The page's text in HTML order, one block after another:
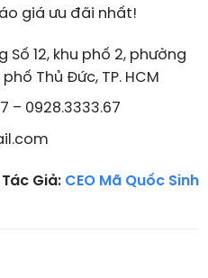
giá ưu đãi nhất!
12, khu phố 2, phường
Thủ Đức, TP. HCM
– 0928.3333.67
Tác Giả: CEO Mã Quốc Sinh